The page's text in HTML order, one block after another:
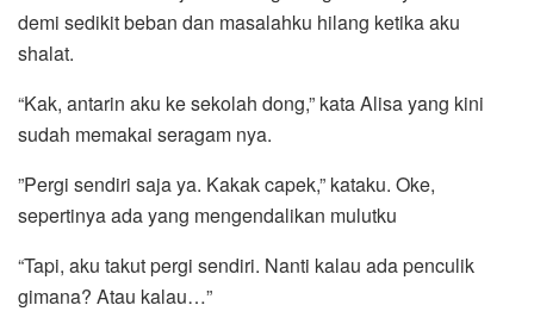
demi sedikit beban dan masalahku hilang ketika aku
shalat.
“Kak, antarin aku ke sekolah dong,” kata Alisa yang kini
sudah memakai seragam nya.
”Pergi sendiri saja ya. Kakak capek,” kataku. Oke,
sepertinya ada yang mengendalikan mulutku
“Tapi, aku takut pergi sendiri. Nanti kalau ada penculik
gimana? Atau kalau…”